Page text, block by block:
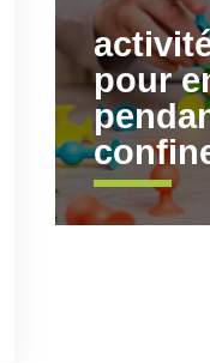
pour